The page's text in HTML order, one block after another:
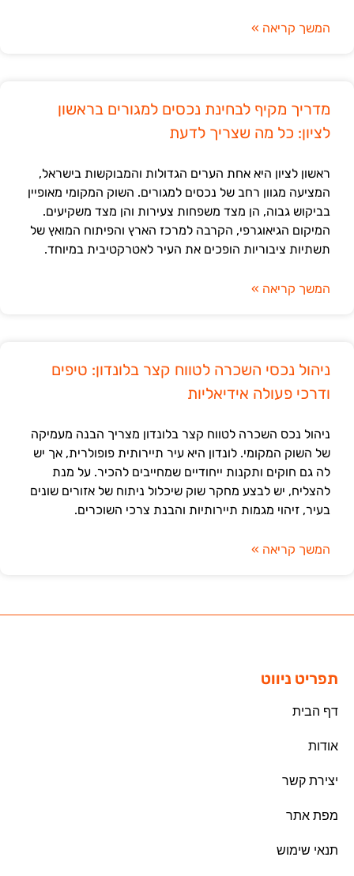
המשך קריאה »
מדריך מקיף לבחינת נכסים למגורים בראשון
לציון: כל מה שצריך לדעת
ראשון לציון היא אחת הערים הגדולות והמבוקשות בישראל,
המציעה מגוון רחב של נכסים למגורים. השוק המקומי מאופיין
בביקוש גבוה, הן מצד משפחות צעירות והן מצד משקיעים.
המיקום הגיאוגרפי, הקרבה למרכז הארץ והפיתוח המואץ של
תשתיות ציבוריות הופכים את העיר לאטרקטיבית במיוחד.
המשך קריאה »
ניהול נכסי השכרה לטווח קצר בלונדון: טיפים
ודרכי פעולה אידיאליות
ניהול נכס השכרה לטווח קצר בלונדון מצריך הבנה מעמיקה
של השוק המקומי. לונדון היא עיר תיירותית פופולרית, אך יש
לה גם חוקים ותקנות ייחודיים שמחייבים להכיר. על מנת
להצליח, יש לבצע מחקר שוק שיכלול ניתוח של אזורים שונים
בעיר, זיהוי מגמות תיירותיות והבנת צרכי השוכרים.
המשך קריאה »
תפריט ניווט
דף הבית
אודות
יצירת קשר
מפת אתר
תנאי שימוש